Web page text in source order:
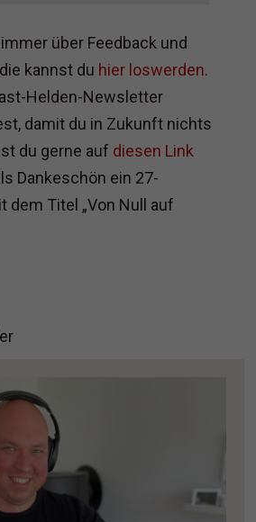
über Feedback und
kannst du hier loswerden.
Helden-Newsletter
damit du in Zukunft nichts
du gerne auf diesen Link
Dankeschön ein 27-
dem Titel „Von Null auf